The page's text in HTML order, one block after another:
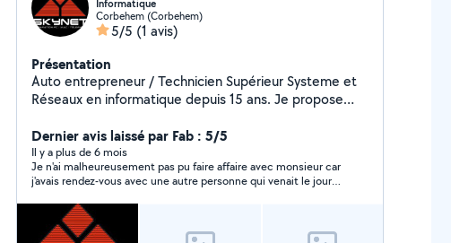
Informatique
Corbehem (Corbehem)
5/5 (1 avis)
Présentation
Auto entrepreneur / Technicien Supérieur Systeme et
Réseaux en informatique depuis 15 ans. Je propose
téléphone/tablette. Je suis sur les alentours de Douai
Dernier avis laissé par Fab : 5/5
Il y a plus de 6 mois
Je n'ai malheureusement pas pu faire affaire avec monsieur car
j'avais rendez-vous avec une autre personne qui venait le jour